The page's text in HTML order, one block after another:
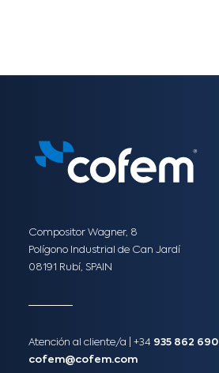
Compositor Wagner, 8
Polígono Industrial de Can Jardí
08191 Rubí, SPAIN
Atención al cliente/a​ | +34 935 862 690
cofem@cofem.com